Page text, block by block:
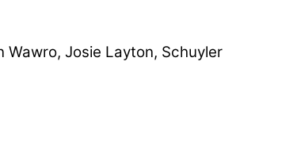
Wawro, Josie Layton, Schuyler